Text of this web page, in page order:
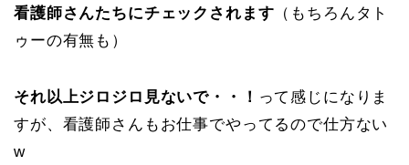
看護師さんたちにチェックされます （もちろんタト
ゥーの有無も）
それ以上ジロジロ見ないで・・！ って感じになりま
すが、看護師さんもお仕事でやってるので仕方ない
w